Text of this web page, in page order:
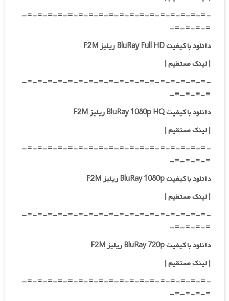
-=-=-=-=-=-=-=-=-=-=-=-=-=-=-=-=-=-=-
=-=-=-=-
دانلود با کیفیت BluRay Full HD ریلیز F2M
|لینک مستقیم|
-=-=-=-=-=-=-=-=-=-=-=-=-=-=-=-=-=-=-
=-=-=-=-
دانلود با کیفیت BluRay 1080p HQ ریلیز F2M
|لینک مستقیم|
-=-=-=-=-=-=-=-=-=-=-=-=-=-=-=-=-=-=-
=-=-=-=-
دانلود با کیفیت BluRay 1080p ریلیز F2M
|لینک مستقیم|
-=-=-=-=-=-=-=-=-=-=-=-=-=-=-=-=-=-=-
=-=-=-=-
دانلود با کیفیت BluRay 720p ریلیز F2M
| لینک مستقیم|
-=-=-=-=-=-=-=-=-=-=-=-=-=-=-=-=-=-=-
=-=-=-=-